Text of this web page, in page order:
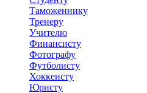
Таможеннику
Тренеру
Учителю
Финансисту
Фотографу
Футболисту
Хоккеисту
Юристу